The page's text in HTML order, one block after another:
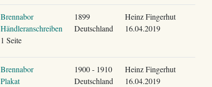
Brennabor
Händleranschreiben
1 Seite
1899
Deutschland
Heinz Fingerhut
16.04.2019
Brennabor
Plakat
1900 - 1910
Deutschland
Heinz Fingerhut
16.04.2019